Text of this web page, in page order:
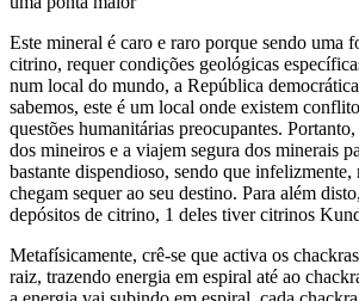
Este mineral é caro e raro porque sendo uma
citrino, requer condições geológicas
num local do mundo, a República
sabemos, este é um local onde existem
questões humanitárias preocupantes.
dos mineiros e a viajem segura dos minerais
bastante dispendioso, sendo que infelizmente,
chegam sequer ao seu destino. Para além
depósitos de citrino, 1 deles tiver citrinos
Metafísicamente, crê-se que activa os
raiz, trazendo energia em espiral até ao